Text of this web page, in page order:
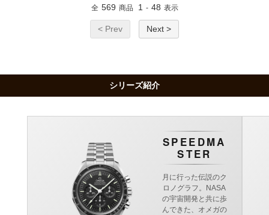
全 569 商品 1 - 48 表示
< Prev Next >
シリーズ紹介
SPEEDMA
STER
月に行った伝説のク
ロノグラフ。NASA
の宇宙開発と共に歩
んできた、オメガの